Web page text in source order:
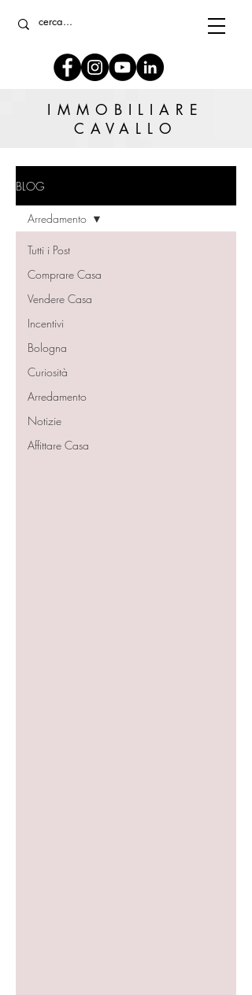
IMMOBILIARE
CAVALLO
BLOG
Tutti i Post
Comprare Casa
Vendere Casa
Incentivi
Bologna
Curiosità
Arredamento
Notizie
Affittare Casa
Arredamento